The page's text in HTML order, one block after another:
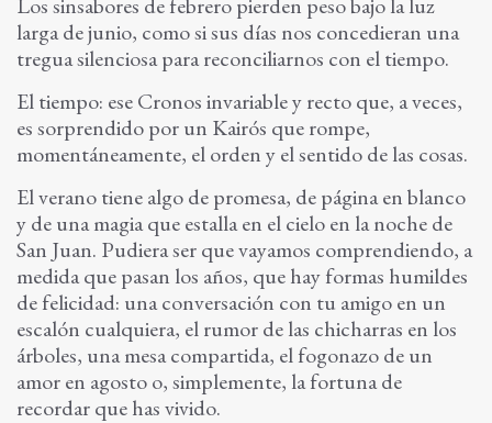
larga de junio, como si sus días nos concedieran una
tregua silenciosa para reconciliarnos con el tiempo.
El tiempo: ese Cronos invariable y recto que, a veces,
es sorprendido por un Kairós que rompe,
momentáneamente, el orden y el sentido de las cosas.
El verano tiene algo de promesa, de página en blanco
y de una magia que estalla en el cielo en la noche de
San Juan. Pudiera ser que vayamos comprendiendo, a
medida que pasan los años, que hay formas humildes
de felicidad: una conversación con tu amigo en un
escalón cualquiera, el rumor de las chicharras en los
árboles, una mesa compartida, el fogonazo de un
amor en agosto o, simplemente, la fortuna de
recordar que has vivido.